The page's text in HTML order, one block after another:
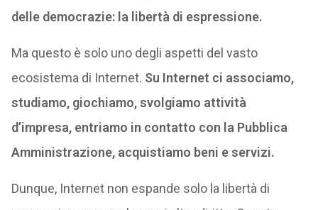
delle democrazie: la libertà di espressione.
Ma questo è solo uno degli aspetti del vasto
ecosistema di Internet. Su Internet ci associamo,
studiamo, giochiamo, svolgiamo attività
d’impresa, entriamo in contatto con la Pubblica
Amministrazione, acquistiamo beni e servizi.
Dunque, Internet non espande solo la libertà di